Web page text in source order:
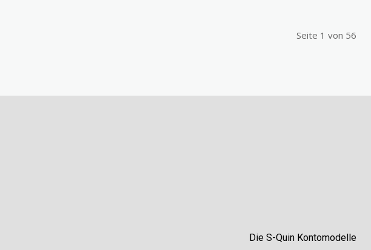
Seite 1 von 56
Die S-Quin Kontomodelle